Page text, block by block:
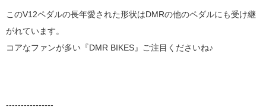
このV12ペダルの長年愛された形状はDMRの他のペダルにも受け継
がれています。
コアなファンが多い『DMR BIKES』ご注目くださいね♪
----------------